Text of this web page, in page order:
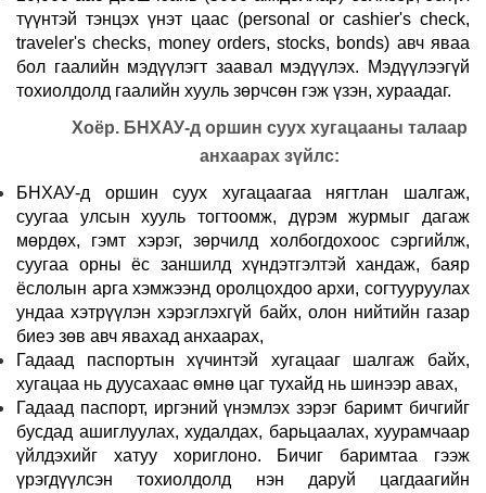
түүнтэй тэнцэх үнэт цаас (personal or cashier's check,
traveler's checks, money orders, stocks, bonds) авч яваа
бол гаалийн мэдүүлэгт заавал мэдүүлэх. Мэдүүлээгүй
тохиолдолд гаалийн хууль зөрчсөн гэж үзэн, хураадаг.
Хоёр. БНХАУ-д оршин суух хугацааны талаар
анхаарах зүйлс:
БНХАУ-д оршин суух хугацаагаа нягтлан шалгаж,
суугаа улсын хууль тогтоомж, дүрэм журмыг дагаж
мөрдөх, гэмт хэрэг, зөрчилд холбогдохооc сэргийлж,
суугаа орны ёс заншилд хүндэтгэлтэй хандаж, баяр
ёслолын арга хэмжээнд оролцохдоо архи, согтууруулах
ундаа хэтрүүлэн хэрэглэхгүй байх, олон нийтийн газар
биеэ зөв авч явахад анхаарах,
Гадаад паспортын хүчинтэй хугацааг шалгаж байх,
хугацаа нь дуусахаас өмнө цаг тухайд нь шинээр авах,
Гадаад паспорт, иргэний үнэмлэх зэрэг баримт бичгийг
бусдад ашиглуулах, худалдах, барьцаалах, хуурамчаар
үйлдэхийг хатуу хориглоно. Бичиг баримтаа гээж
үрэгдүүлсэн тохиолдолд нэн даруй цагдаагийн